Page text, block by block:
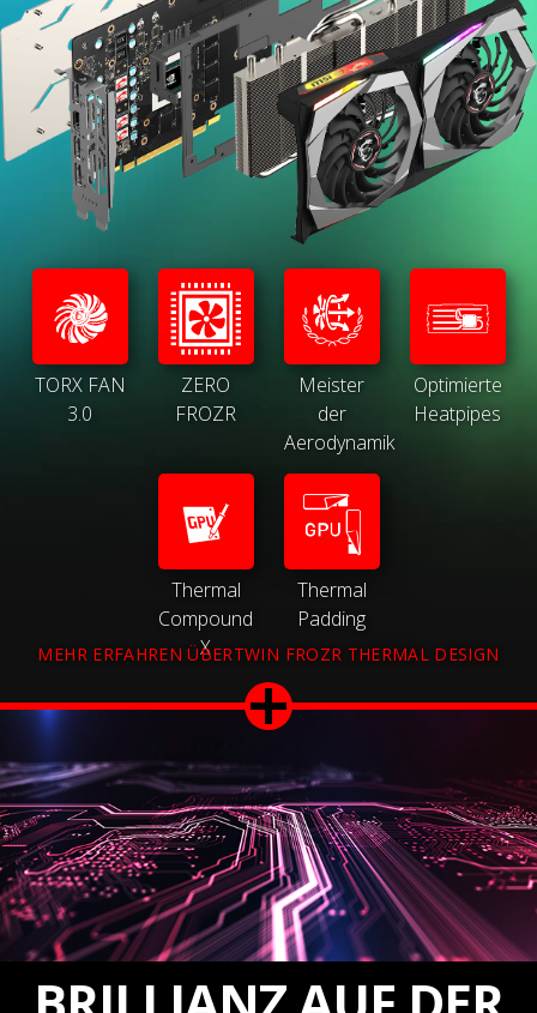
TORX FAN
3.0
ZERO
FROZR
Meister
der
Aerodynamik
Optimierte
Heatpipes
Thermal
Compound
X
Thermal
Padding
MEHR ERFAHREN ÜBERTWIN FROZR THERMAL DESIGN